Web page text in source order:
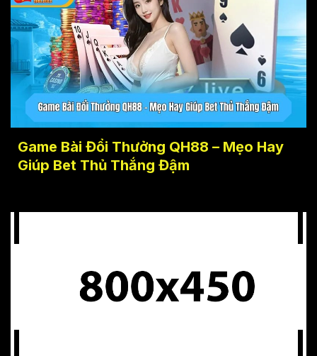
Game Bài Đổi Thưởng QH88 – Mẹo Hay
Giúp Bet Thủ Thắng Đậm